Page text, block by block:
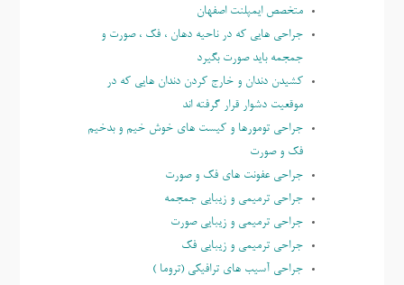
متخصص ايمپلنت اصفهان
جراحی هایی که در ناحیه دهان ، فک ، صورت و
جمجمه باید صورت بگیرد
کشیدن دندان و خارج کردن دندان هایی که در
موقعیت دشوار قرار گرفته اند
جراحی تومورها و کیست های خوش خیم و بدخیم
فک و صورت
جراحی عفونت های فک و صورت
جراحی ترمیمی و زیبایی جمجمه
جراحی ترمیمی و زیبایی صورت
جراحی ترمیمی و زیبایی فک
جراحی آسیب های ترافیکی (تروما )